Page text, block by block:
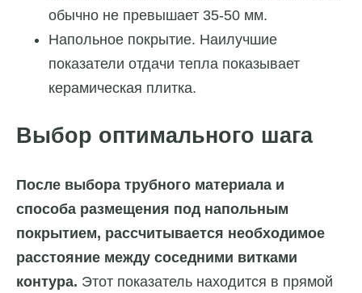
обычно не превышает 35-50 мм.
Напольное покрытие. Наилучшие
показатели отдачи тепла показывает
керамическая плитка.
Выбор оптимального шага
После выбора трубного материала и
способа размещения под напольным
покрытием, рассчитывается необходимое
расстояние между соседними витками
контура. Этот показатель находится в прямой